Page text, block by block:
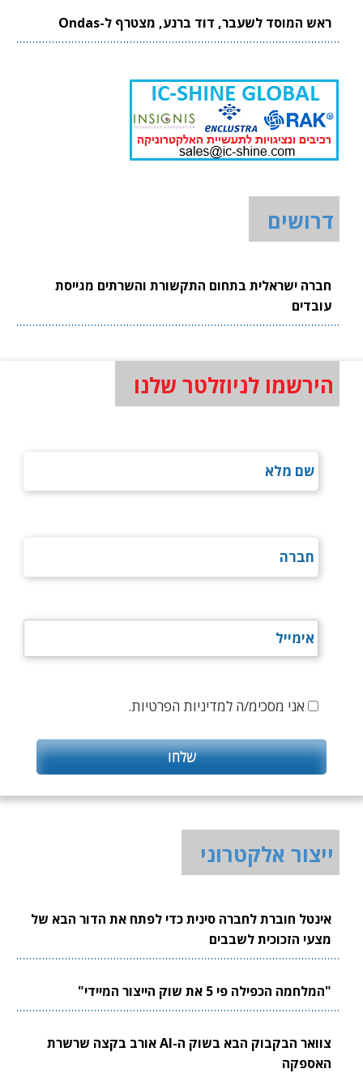
ראש המוסד לשעבר, דוד ברנע, מצטרף ל-Ondas
דרושים
חברה ישראלית בתחום התקשורת והשרתים מגייסת
עובדים
הירשמו לניוזלטר שלנו
אני מסכימ/ה למדיניות הפרטיות.
ייצור אלקטרוני
אינטל חוברת לחברה סינית כדי לפתח את הדור הבא של
מצעי הזכוכית לשבבים
"המלחמה הכפילה פי 5 את שוק הייצור המיידי"
צוואר הבקבוק הבא בשוק ה-AI אורב בקצה שרשרת
האספקה